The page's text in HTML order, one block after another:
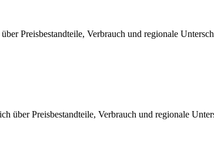
Preisbestandteile, Verbrauch und regionale
über Preisbestandteile, Verbrauch und regionale